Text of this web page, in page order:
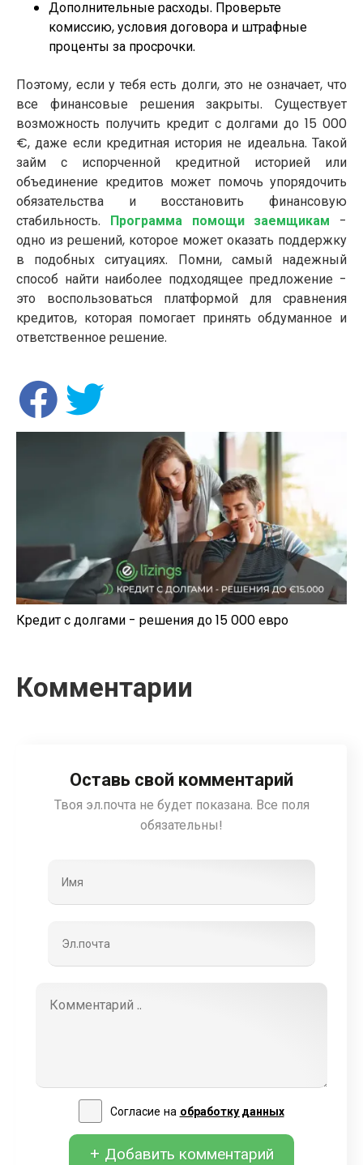
Дополнительные расходы. Проверьте
комиссию, условия договора и штрафные
проценты за просрочки.
Поэтому, если у тебя есть долги, это не означает, что
все финансовые решения закрыты. Существует
возможность получить кредит с долгами до 15 000
€, даже если кредитная история не идеальна. Такой
займ с испорченной кредитной историей или
объединение кредитов может помочь упорядочить
обязательства и восстановить финансовую
стабильность. Программа помощи заемщикам -
одно из решений, которое может оказать поддержку
в подобных ситуациях. Помни, самый надежный
способ найти наиболее подходящее предложение -
это воспользоваться платформой для сравнения
кредитов, которая помогает принять обдуманное и
ответственное решение.
Кредит с долгами - решения до 15 000 евро
Комментарии
Оставь свой комментарий
Твоя эл.почта не будет показана. Все поля
обязательны!
Согласие на обработку данных
+ Добавить комментарий